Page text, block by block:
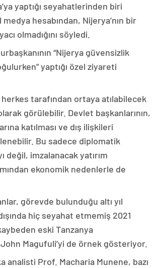
yaptığı seyahatlerinden biri
medya hesabından, Nijerya’nın bir
olmadığını söyledi.
“Nijerya güvensizlik
yaptığı özel ziyareti
tarafından ortaya atılabilecek
görülebilir. Devlet başkanlarının,
katılması ve dış ilişkileri
Bu sadece diplomatik
değil, imzalanacak yatırım
ekonomik nedenlerle de
görevde bulunduğu altı yıl
hiç seyahat etmemiş 2021
eski Tanzanya
Magufuli’yi de örnek gösteriyor.
analisti Prof. Macharia Munene, bazı